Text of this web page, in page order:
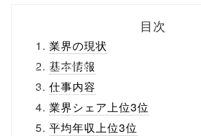
ml/wp-
content/themes
/tapbiz_theme/
parts/sns-
目次
業界の現状
基本情報
仕事内容
業界シェア上位3位
平均年収上位3位